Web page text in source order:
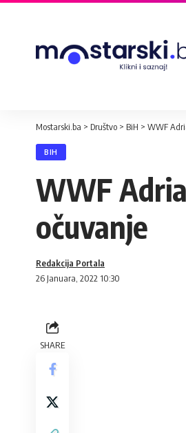
Mostarski.ba > Društvo > BiH > WWF
BIH
WWF
očuvanje
26 Januara, 2022 10:30
Redakcija Portala
SHARE